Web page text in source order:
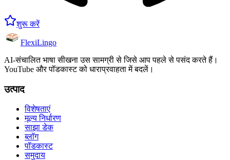
शुरू करें
FlexiLingo
AI-संचालित भाषा सीखना उस सामग्री से जिसे आप पहले से पसंद करते हैं।
YouTube और पॉडकास्ट को धाराप्रवाहता में बदलें।
उत्पाद
विशेषताएं
मूल्य निर्धारण
साझा डेक
ब्लॉग
पॉडकास्ट
समुदाय